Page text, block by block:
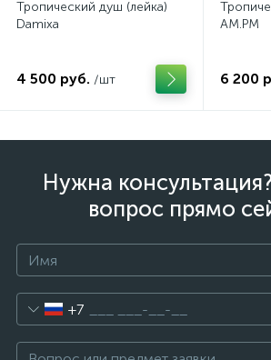
Тропический душ (лейка)
Damixa
4 500 руб. /шт
AM.PM
6 200
Нужна
вопрос прямо
+7